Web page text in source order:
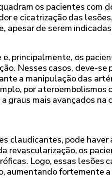
os pacientes com
e cicatrização das
apesar de serem
principalmente, os
Nesses casos, deve-
a manipulação das
por ateroembolismos
graus mais avançados
claudicantes, pode
revascularização, os
Logo, essas
aumentando fortemente